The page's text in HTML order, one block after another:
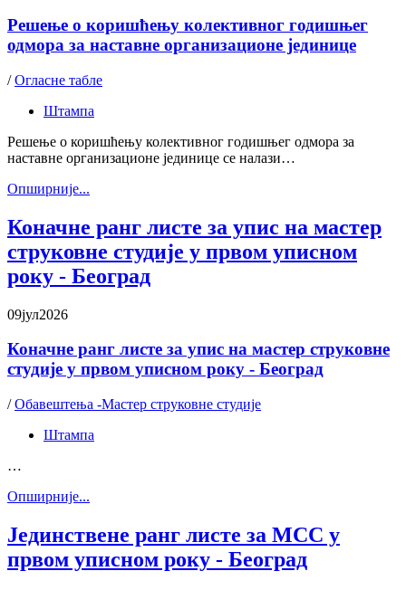
Решење о коришћењу колективног годишњег
одмора за наставне организационе јединице
/Огласне табле
Штампа
Решење о коришћењу колективног годишњег одмора за
наставне организационе јединице се налази…
Oпширније...
Коначне ранг листе за упис на мастер
струковне студије у првом уписном
року - Београд
09јул2026
Коначне ранг листе за упис на мастер струковне
студије у првом уписном року - Београд
/Обавештења -Мастер струковне студије
Штампа
…
Oпширније...
Јединствене ранг листе за МСС у
првом уписном року - Београд